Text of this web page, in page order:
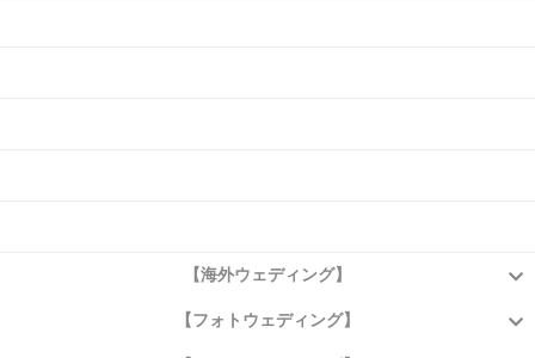
【海外ウェディング】
【フォトウェディング】